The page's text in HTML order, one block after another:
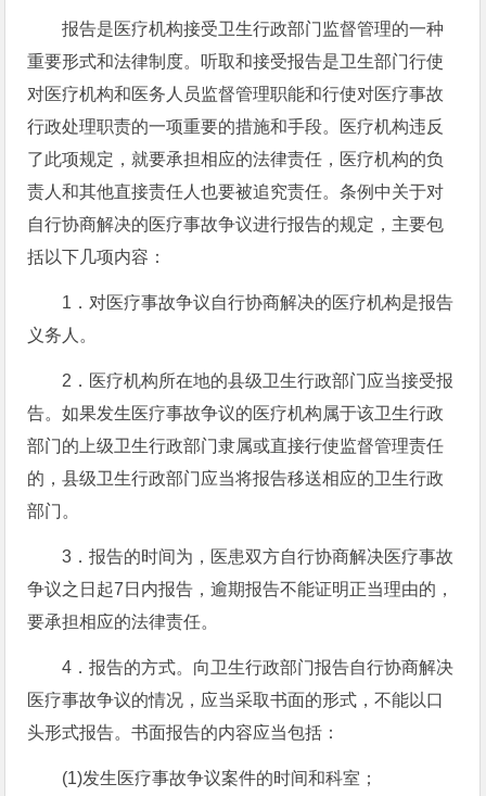
报告是医疗机构接受卫生行政部门监督管理的一种
重要形式和法律制度。听取和接受报告是卫生部门行使
对医疗机构和医务人员监督管理职能和行使对医疗事故
行政处理职责的一项重要的措施和手段。医疗机构违反
了此项规定，就要承担相应的法律责任，医疗机构的负
责人和其他直接责任人也要被追究责任。条例中关于对
自行协商解决的医疗事故争议进行报告的规定，主要包
括以下几项内容：
1．对医疗事故争议自行协商解决的医疗机构是报告
义务人。
2．医疗机构所在地的县级卫生行政部门应当接受报
告。如果发生医疗事故争议的医疗机构属于该卫生行政
部门的上级卫生行政部门隶属或直接行使监督管理责任
的，县级卫生行政部门应当将报告移送相应的卫生行政
部门。
3．报告的时间为，医患双方自行协商解决医疗事故
争议之日起7日内报告，逾期报告不能证明正当理由的，
要承担相应的法律责任。
4．报告的方式。向卫生行政部门报告自行协商解决
医疗事故争议的情况，应当采取书面的形式，不能以口
头形式报告。书面报告的内容应当包括：
(1)发生医疗事故争议案件的时间和科室；